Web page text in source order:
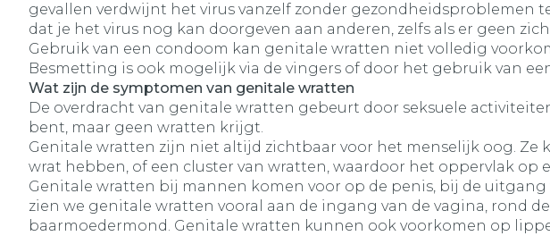
gevallen verdwijnt het virus vanzelf zonder gezondheidsproblemen
dat je het virus nog kan doorgeven aan anderen, zelfs als er geen
Gebruik van een condoom kan genitale wratten niet volledig
Besmetting is ook mogelijk via de vingers of door het gebruik van
Wat zijn de symptomen van genitale wratten
De overdracht van genitale wratten gebeurt door seksuele
bent, maar geen wratten krijgt.
Genitale wratten zijn niet altijd zichtbaar voor het menselijk oog. Ze
wrat hebben, of een cluster van wratten, waardoor het oppervlak op
Genitale wratten bij mannen komen voor op de penis, bij de uitgang
zien we genitale wratten vooral aan de ingang van de vagina, rond
baarmoedermond. Genitale wratten kunnen ook voorkomen op